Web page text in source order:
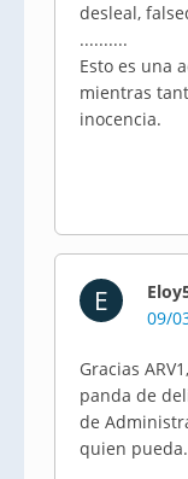
desleal,
..........
Esto es una
mientras
inocencia.
E
09/
Gracias
panda de
de
quien pueda.